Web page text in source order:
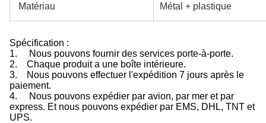
Matériau Métal + plastique
Spécification :
1.
Nous pouvons fournir des services porte-à-porte.
2. Chaque produit a une boîte intérieure.
3.
Nous pouvons effectuer l'expédition 7 jours après le
paiement.
4.
Nous pouvons expédier par avion, par mer et par
express. Et nous pouvons expédier par EMS, DHL, TNT et
UPS.